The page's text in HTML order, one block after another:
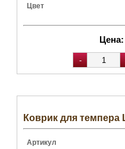
Цвет
Цена:
Коврик для темпера
Артикул